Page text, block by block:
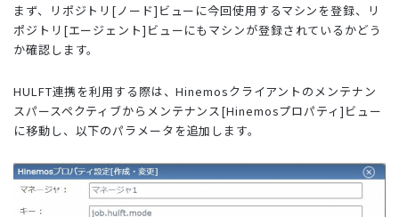
まず、リポジトリ[ノード]ビューに今回使用するマシンを登録、リ
ポジトリ[エージェント]ビューにもマシンが登録されているかどう
か確認します。
HULFT連携を利用する際は、Hinemosクライアントのメンテナン
スパースペクティブからメンテナンス[Hinemosプロパティ]ビュー
に移動し、以下のパラメータを追加します。